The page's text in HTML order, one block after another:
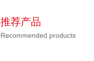
推荐产品
Recommended products